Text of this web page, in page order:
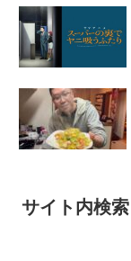
サイト内検索